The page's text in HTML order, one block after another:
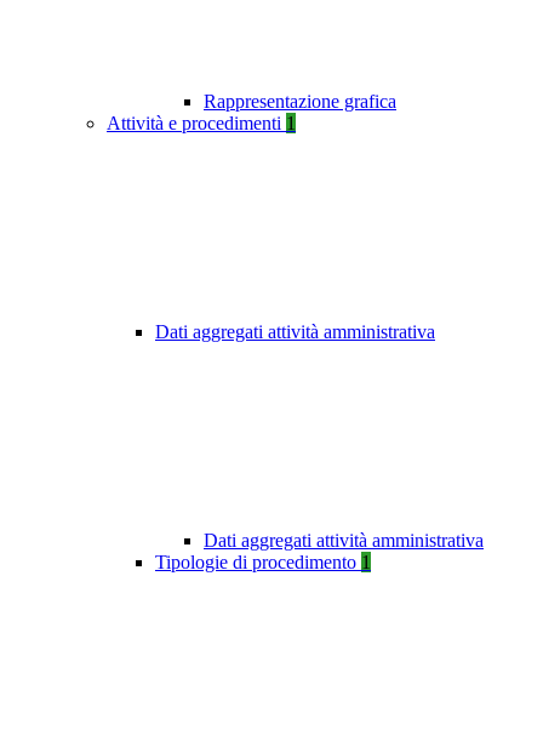
Rappresentazione grafica
Attività e procedimenti 1
Dati aggregati attività amministrativa
Dati aggregati attività amministrativa
Tipologie di procedimento 1